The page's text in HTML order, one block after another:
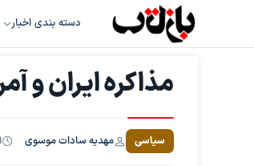
دسته بندی اخبار
مذاکره ایران و
سیاسی مهدیه سادات موسوی